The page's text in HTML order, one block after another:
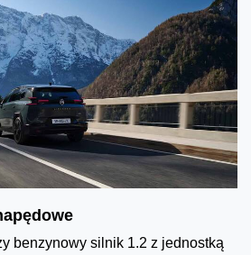
benzynowy silnik 1.2 z jednostką